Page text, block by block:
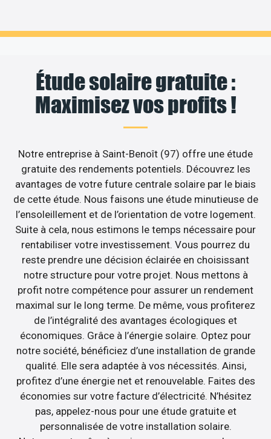
Étude solaire gratuite :
Maximisez vos profits !
Notre entreprise à Saint-Benoît (97) offre une étude
gratuite des rendements potentiels. Découvrez les
avantages de votre future centrale solaire par le biais
de cette étude. Nous faisons une étude minutieuse de
l’ensoleillement et de l’orientation de votre logement.
Suite à cela, nous estimons le temps nécessaire pour
rentabiliser votre investissement. Vous pourrez du
reste prendre une décision éclairée en choisissant
notre structure pour votre projet. Nous mettons à
profit notre compétence pour assurer un rendement
maximal sur le long terme. De même, vous profiterez
de l’intégralité des avantages écologiques et
économiques. Grâce à l’énergie solaire. Optez pour
notre société, bénéficiez d’une installation de grande
qualité. Elle sera adaptée à vos nécessités. Ainsi,
profitez d’une énergie net et renouvelable. Faites des
économies sur votre facture d’électricité. N’hésitez
pas, appelez-nous pour une étude gratuite et
personnalisée de votre installation solaire.